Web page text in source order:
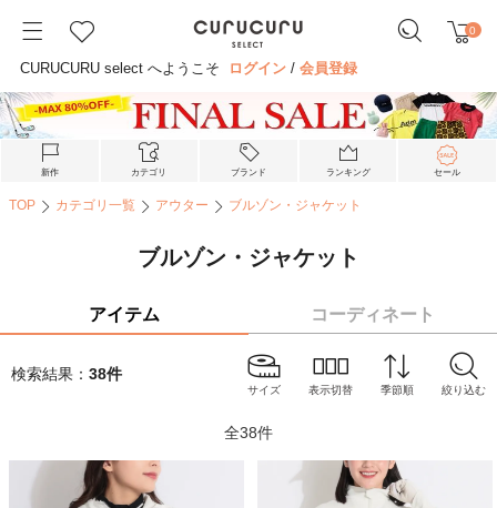
0
CURUCURU select へようこそ ログイン /会員登録
新作 カテゴリ ブランド ランキング セール
TOP カテゴリ一覧 アウター ブルゾン・ジャケット
ブルゾン・ジャケット
アイテム コーディネート
検索結果： 38件
サイズ 表示切替 季節順 絞り込む
全38件